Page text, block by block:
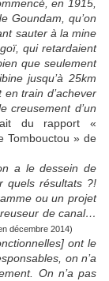
en 1915,
Goundam, qu’on
sauter à la mine
qui retardaient
que seulement
jusqu’à 25km
train d’achever
creusement d’un
du rapport «
Tombouctou » de
a le dessein de
quels résultats ?!
ou un projet
de canal…
décembre 2014)
ont le
on n’a
On n’a pas